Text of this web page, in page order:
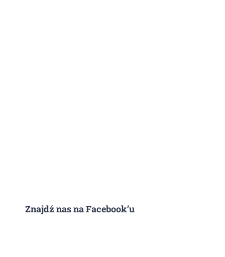
Znajdź nas na Facebook’u